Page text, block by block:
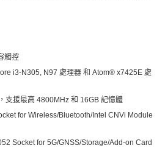
觸控
i3-N305, N97 處理器 和 Atom® x7425E 處
支援最高 4800MHz 和 16GB 記憶體
for Wireless/Bluetooth/Intel CNVi Module
Socket for 5G/GNSS/Storage/Add-on Card